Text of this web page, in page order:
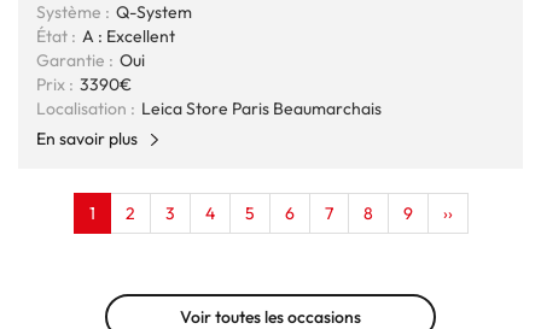
Système : Q-System
État : A : Excellent
Garantie : Oui
Prix : 3390€
Localisation : Leica Store Paris Beaumarchais
En savoir plus
Pagination
Page
actuelle
1 Page
2 Page
3 Page
4 Page
5 Page
6 Page
7 Page
8 Page
9
Page
suivante
››
Voir toutes les occasions